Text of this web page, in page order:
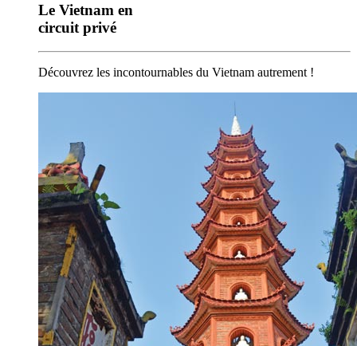
Le Vietnam en
circuit privé
Découvrez les incontournables du Vietnam autrement !